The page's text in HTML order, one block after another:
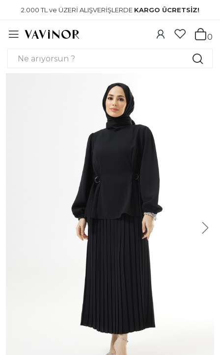
2.000 TL ve ÜZERİ ALIŞVERİŞLERDE KARGO ÜCRETSİZ!
0